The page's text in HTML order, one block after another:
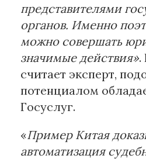
представителями
органов. Именно
можно совершать
значимые действия».
считает эксперт,
потенциалом
Госуслуг.
«Пример Китая
автоматизация